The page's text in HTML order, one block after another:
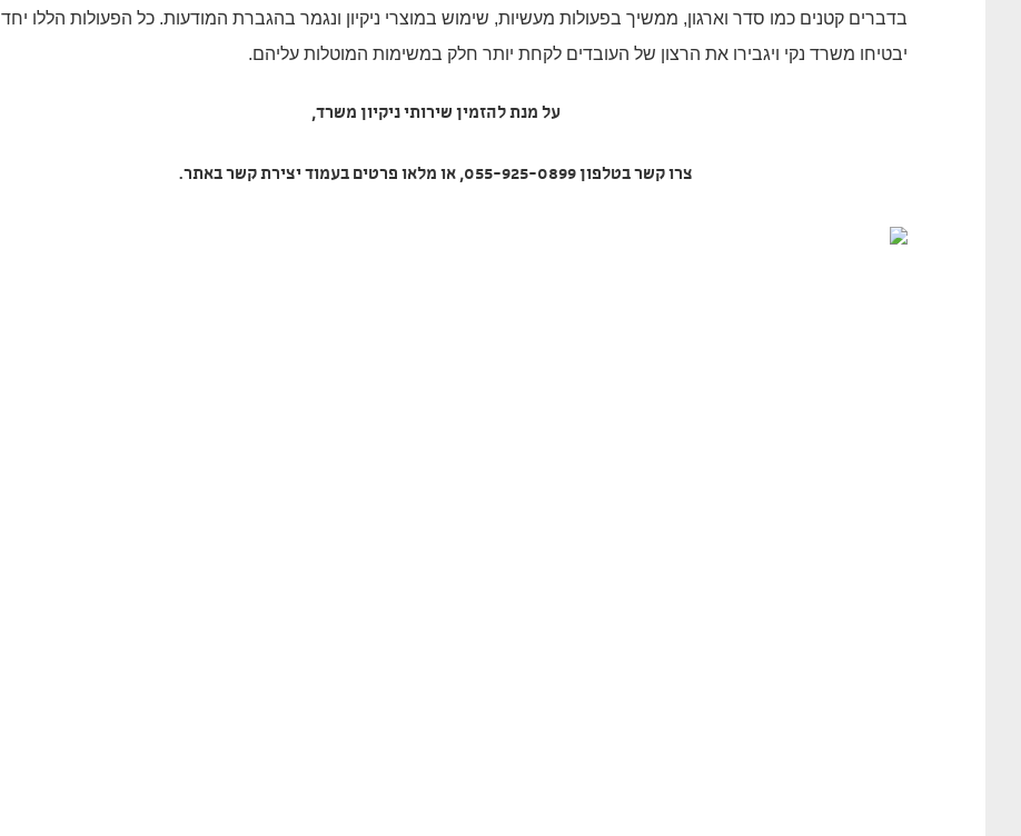
בדברים קטנים כמו סדר וארגון, ממשיך בפעולות מעשיות, שימוש במוצרי ניקיון ונגמר בהגברת המודעות. כל הפעולות הללו יחד
יבטיחו משרד נקי ויגבירו את הרצון של העובדים לקחת יותר חלק במשימות המוטלות עליהם.
על מנת להזמין שירותי ניקיון משרד,
צרו קשר בטלפון 055-925-0899, או מלאו פרטים בעמוד יצירת קשר באתר.